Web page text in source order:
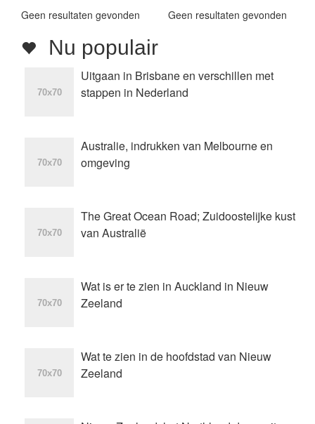
Geen resultaten gevonden Geen resultaten gevonden
Nu populair
Uitgaan in Brisbane en verschillen met
stappen in Nederland
Australie, indrukken van Melbourne en
omgeving
The Great Ocean Road; Zuidoostelijke kust
van Australië
Wat is er te zien in Auckland in Nieuw
Zeeland
Wat te zien in de hoofdstad van Nieuw
Zeeland